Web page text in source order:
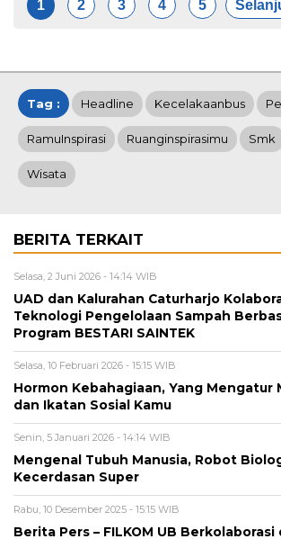
1 2 3 4 5
Tag : Headline Kecelakaanbus
RamuInspirasi Ruanginspirasimu Smk
Wisata
BERITA TERKAIT
Selasa, 2 Juni 2026 - 14:14 WIB
UAD dan Kalurahan Caturharjo
Teknologi Pengelolaan Sampah
Program BESTARI SAINTEK
Selasa, 10 Februari 2026 - 15:15 WIB
Hormon Kebahagiaan, Yang Mengatur
dan Ikatan Sosial Kamu
Senin, 5 Januari 2026 - 14:14 WIB
Mengenal Tubuh Manusia, Robot
Kecerdasan Super
Rabu, 10 Desember 2025 - 15:15 WIB
Berita Pers – FILKOM UB Berkolaborasi